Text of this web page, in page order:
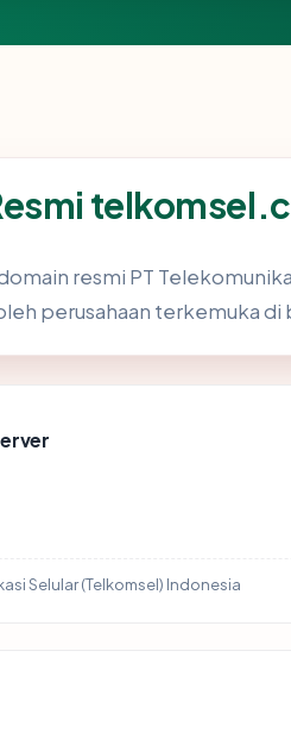
resmi PT
perusahaan terkemuka di
Selular (Telkomsel) Indonesia